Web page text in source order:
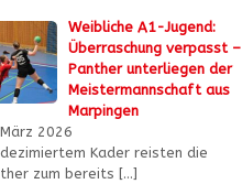
Weibliche A1-Jugend:
Überraschung verpasst –
Panther unterliegen der
Meistermannschaft aus
Marpingen
2026
Kader reisten die
zum bereits […]